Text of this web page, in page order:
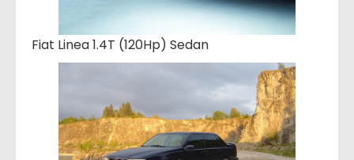
Fiat Linea 1.4T (120Hp) Sedan